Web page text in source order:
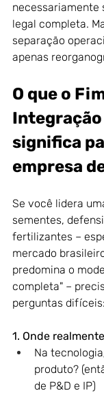
necessariamente
legal completa.
separação
apenas
O que o
significa
empresa
Se você lidera
sementes,
fertilizantes –
mercado
predomina o
completa" –
perguntas difíceis:
1. Onde
Na
produto?
de P&D e IP)